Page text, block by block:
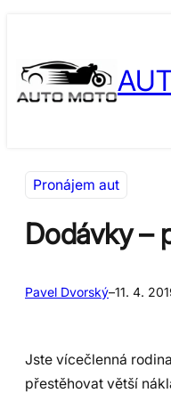
obsah
content
Pronájem aut
Dodávky –
Pavel Dvorský–11. 4.
Jste vícečlenná
přestěhovat větší